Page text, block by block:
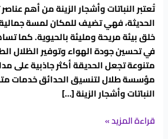
تُعتبر النباتات وأشجار الزينة من أهم
الحديثة، فهي تضيف للمكان لمسة
خلق بيئة مريحة ومليئة بالحيوية. كما
في تحسين جودة الهواء وتوفير الظلال
متنوعة تجعل الحديقة أكثر جاذبية على
مؤسسة طلال لتنسيق الحدائق خدمات
النباتات وأشجار الزينة […]
قراءة المزيد »